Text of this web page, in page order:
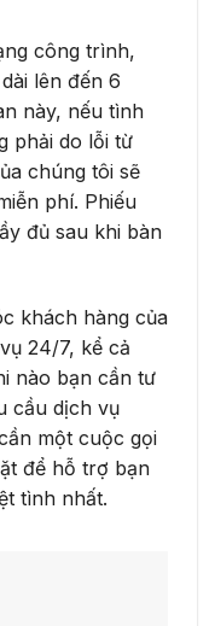
công trình,
lên đến 6
này, nếu tình
phải do lỗi từ
chúng tôi sẽ
phí. Phiếu
đủ sau khi bàn
khách hàng của
24/7, kể cả
nào bạn cần tư
cầu dịch vụ
một cuộc gọi
để hỗ trợ bạn
tình nhất.